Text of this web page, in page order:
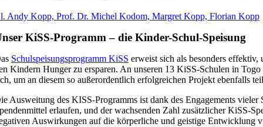
Andy Kopp, Prof. Dr. Michel Kodom, Margret Kopp, Florian Kopp
KiSS-Programm – die Kinder-Schul-Speisung
Schulspeisungsprogramm KiSS erweist sich als besonders
Kindern Hunger zu ersparen. An unseren 13 KiSS-Schulen in
um an diesem so außerordentlich erfolgreichen Projekt ebenfalls
Ausweitung des KISS-Programms ist dank des Engagements
erlaufen, und der wachsenden Zahl zusätzlicher KiSS-
Auswirkungen auf die körperliche und geistige Entwicklung